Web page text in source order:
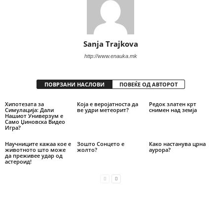
Sanja Trajkova
http://www.enauka.mk
ПОВРЗАНИ НАСЛОВИ ПОВЕЌЕ ОД АВТОРОТ
Хипотезата за
Симулација: Дали
Нашиот Универзум е
Само Џиновска Видео
Игра?
Која е веројатноста да
ве удри метеорит?
Редок златен крт
снимен над земја
Научниците кажаа кое е
животното што може
да преживее удар од
астероид!
Зошто Сонцето е
жолто?
Како настанува црна
аурора?